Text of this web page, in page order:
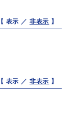
【 表示 ／ 非表示 】
【 表示 ／ 非表示 】